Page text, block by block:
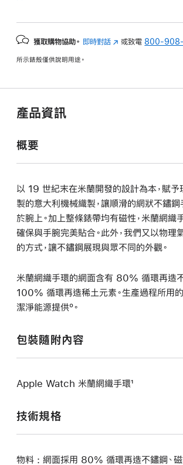
獲取購物協助。 即時對話 (以
開
或致電 800-
所示錶殼僅供說明用途。
產品資訊
概要
以 19 世紀末在米蘭開發的設計為本，賦予
製的意大利機械織製，讓順滑的網狀不鏽
於腕上。加上整條錶帶均有磁性，米蘭網織
確保與手腕完美貼合。此外，我們又以物
的方式，讓不鏽鋼展現與眾不同的外觀。
米蘭網織手環的網面含有 80% 循環再造
100% 循環再造稀土元素。生產過程所用
潔淨能源提供º。
包裝隨附內容
Apple Watch 米蘭網織手環¹
技術規格
物料 : 網面採用 80% 循環再造不鏽鋼、